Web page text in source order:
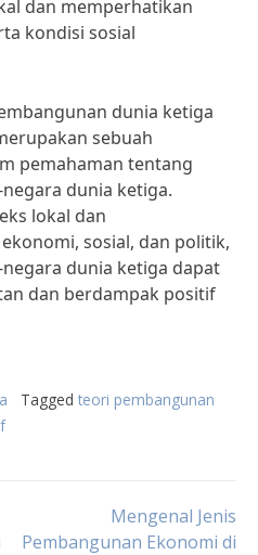
dan memperhatikan
kondisi sosial
dunia ketiga
sebuah
pemahaman tentang
dunia ketiga.
lokal dan
sosial, dan politik,
dunia ketiga dapat
dan berdampak positif
Tagged teori pembangunan
Mengenal Jenis
Pembangunan Ekonomi di